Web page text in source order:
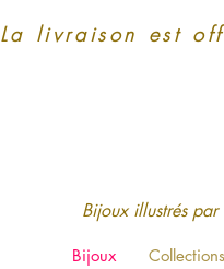
La livraison est
Bijoux illustrés par
Bijoux Collections